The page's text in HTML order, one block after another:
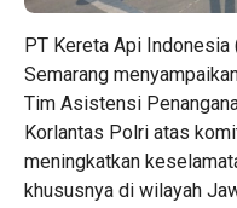
PT Kereta Api
Semarang
Tim Asistensi
Korlantas Polri atas
meningkatkan
khususnya di wilayah